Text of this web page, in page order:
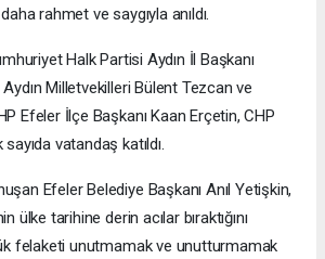
rahmet ve saygıyla anıldı.
Halk Partisi Aydın İl Başkanı
Milletvekilleri Bülent Tezcan ve
Efeler İlçe Başkanı Kaan Erçetin, CHP
vatandaş katıldı.
Efeler Belediye Başkanı Anıl Yetişkin,
ülke tarihine derin acılar bıraktığını
felaketi unutmamak ve unutturmamak